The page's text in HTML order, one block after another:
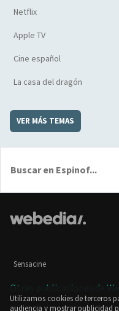
Netflix
Apple TV
Cine español
La casa del dragón
VER MÁS TEMAS
Sensacine
Otras publicaciones de
Utilizamos cookies de terceros
audiencia y mostrar publicidad